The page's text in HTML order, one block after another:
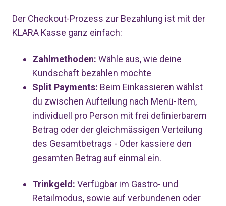
Der Checkout-Prozess zur Bezahlung ist mit der
KLARA Kasse ganz einfach:
Zahlmethoden: Wähle aus, wie deine
Kundschaft bezahlen möchte
Split Payments: Beim Einkassieren wählst
du zwischen Aufteilung nach Menü-Item,
individuell pro Person mit frei definierbarem
Betrag oder der gleichmässigen Verteilung
des Gesamtbetrags - Oder kassiere den
gesamten Betrag auf einmal ein.
Trinkgeld: Verfügbar im Gastro- und
Retailmodus, sowie auf verbundenen oder